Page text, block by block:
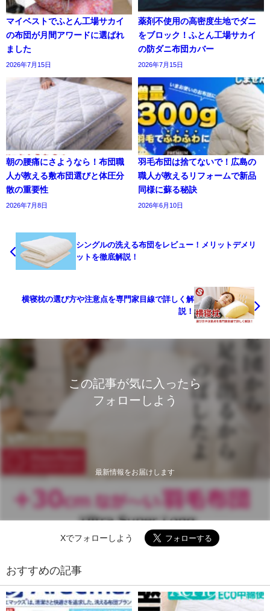
マイベストでふとん工場サカイ
の布団が月間アワードに選ばれ
ました
2026年7月15日
薬剤不使用の高密度生地でダニ
をブロック！ふとん工場サカイ
の防ダニ布団カバー
2026年7月15日
朝の腰痛にさようなら！布団職
人が教える敷布団選びと体圧分
散の重要性
2026年7月8日
羽毛布団は捨てないで！広島の
職人が教えるリフォームで新品
同様に蘇る秘訣
2026年6月10日
シングルの洗える布団をレビュー！メリットデメリ
ットを徹底解説！
横寝枕の選び方や注意点を専門家目線で詳しく解
説！
この記事が気に入ったら
フォローしよう
最新情報をお届けします
Xでフォローしよう
おすすめの記事